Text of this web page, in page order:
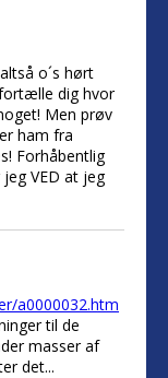
o´s hørt
dig hvor
Men prøv
ham fra
Forhåbentlig
VED at jeg
a0000032.htm
til de
masser af
det...